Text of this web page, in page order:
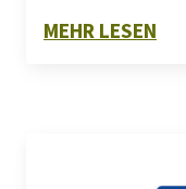
MEHR LESEN